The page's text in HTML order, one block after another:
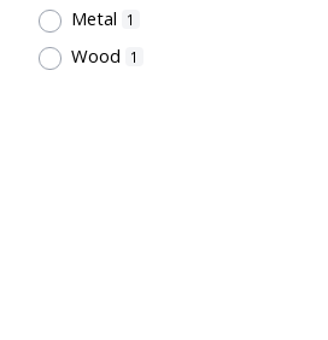
陳鍚忠
吳建生 1
Metal 1
Wood 1